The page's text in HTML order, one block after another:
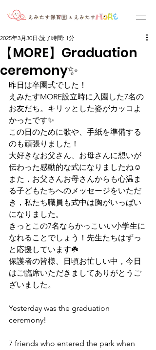
【MORE】Graduation
ceremony✨
2025年3月30日 読了時間: 1分
昨日は卒園式でした！
えみたすMORE設立時に入園した7名の
お友だち。キリッとした姿がカッコよ
かったです✨
この日のために歌や、手紙を準備する
のも頑張りました！
大好きなお父さん、お母さんに想いが
伝わった感動的な式になりましたね☺️
また，お父さんお母さんからも心温ま
る子どもたちへのメッセージをいただ
き，私たち職員も式中は胸がいっぱい
になりました。
きっとこの7名ならかっこいい小学生に
なれることでしょう！先生たちはずっ
と応援しています☘️
保護者の皆様、日頃お忙しい中，今日
はご臨席いただきましてありがとうご
ざいました。
Yesterday was the graduation
ceremony!
7 friends who entered the park when